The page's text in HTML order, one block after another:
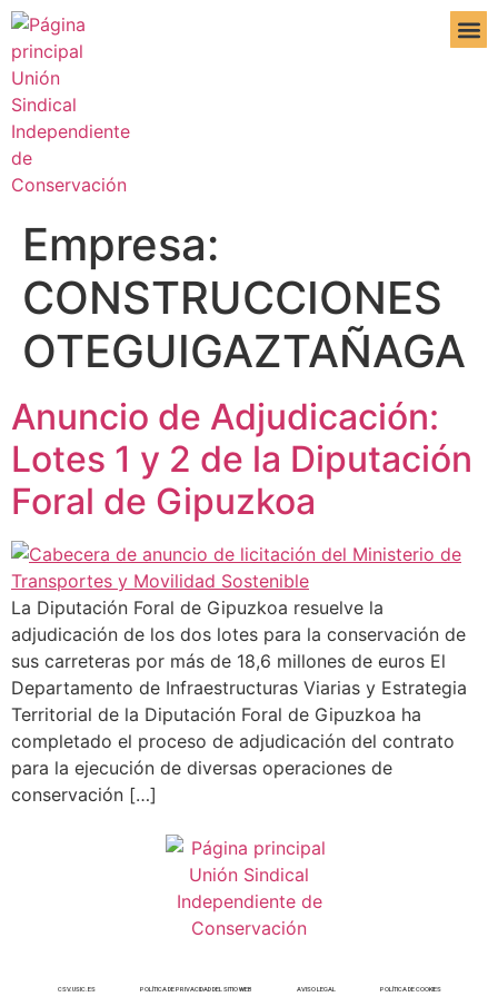
Empresa:
CONSTRUCCIONES
OTEGUIGAZTAÑAGA
Anuncio de Adjudicación:
Lotes 1 y 2 de la Diputación
Foral de Gipuzkoa
La Diputación Foral de Gipuzkoa resuelve la
adjudicación de los dos lotes para la conservación de
sus carreteras por más de 18,6 millones de euros El
Departamento de Infraestructuras Viarias y Estrategia
Territorial de la Diputación Foral de Gipuzkoa ha
completado el proceso de adjudicación del contrato
para la ejecución de diversas operaciones de
conservación […]
CSV.USIC.ES POLÍTICA DE PRIVACIDAD DEL SITIO WEB AVISO LEGAL POLÍTICA DE COOKIES